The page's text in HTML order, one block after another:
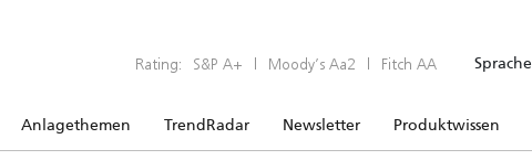
Rating: S&P A+ | Moody’s Aa2 | Fitch AA Sprache
Anlagethemen TrendRadar Newsletter Produktwissen